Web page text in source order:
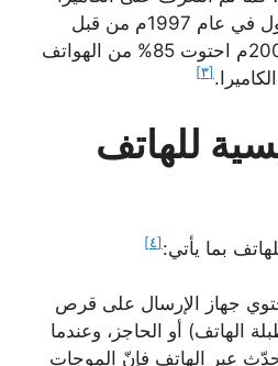
كجزء من الهاتف المحمول في عام 1997م من قبل
فيليب خان، وفي عام 2007م احتوت 85% من الهواتف
[٣]
للهاتف
بما يأتي: [٤]
جهاز الإرسال على قرص
الهاتف) أو الحاجز، وعندما
عبر الهاتف فإنّ الموجات